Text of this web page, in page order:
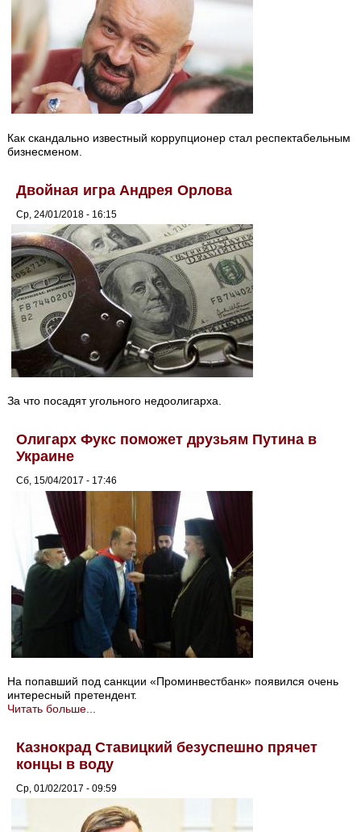
Как скандально известный коррупционер стал респектабельным
бизнесменом.
Двойная игра Андрея Орлова
Ср, 24/01/2018 - 16:15
За что посадят угольного недоолигарха.
Олигарх Фукс поможет друзьям Путина в
Украине
Сб, 15/04/2017 - 17:46
На попавший под санкции «Проминвестбанк» появился очень
интересный претендент.
Читать больше...
Казнокрад Ставицкий безуспешно прячет
концы в воду
Ср, 01/02/2017 - 09:59